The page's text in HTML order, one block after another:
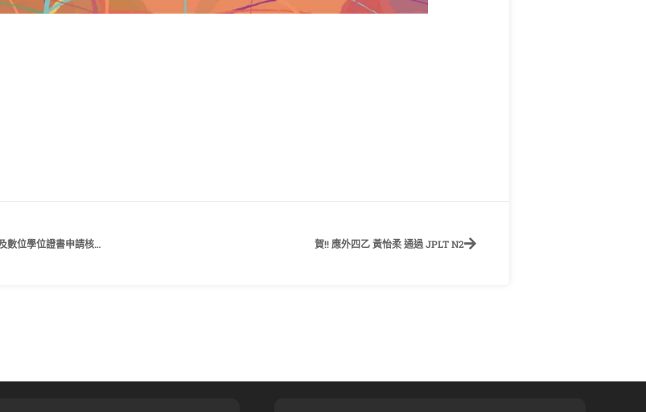
113學年度第1學期大學部延肄生學期間畢業證書領取作業流程及數位學位證書申請核發作業公告 賀!! 應外四乙 黃怡柔 通過 JPLT N2